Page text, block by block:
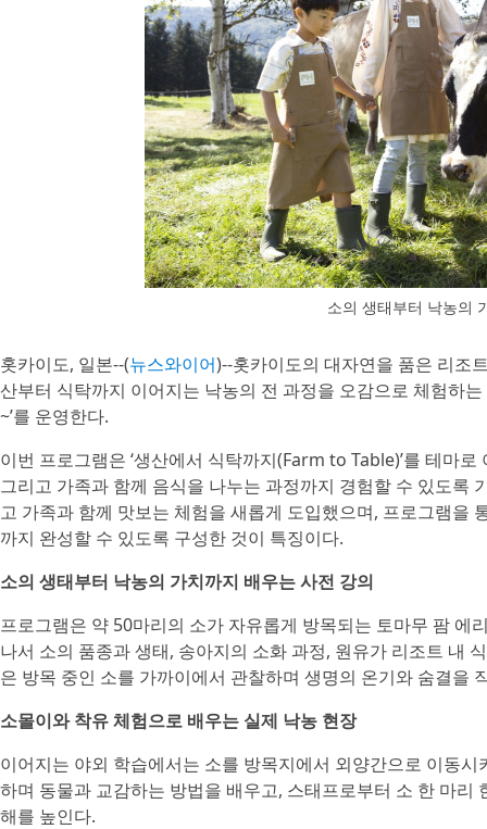
소의 생태부터 낙농의
홋카이도, 일본--(뉴스와이어)--홋카이도의 대자연을 품은 리조
산부터 식탁까지 이어지는 낙농의 전 과정을 오감으로 체험하
~’를 운영한다.
이번 프로그램은 ‘생산에서 식탁까지(Farm to Table)’를 테마
그리고 가족과 함께 음식을 나누는 과정까지 경험할 수 있도록
고 가족과 함께 맛보는 체험을 새롭게 도입했으며, 프로그램을
까지 완성할 수 있도록 구성한 것이 특징이다.
소의 생태부터 낙농의 가치까지 배우는 사전 강의
프로그램은 약 50마리의 소가 자유롭게 방목되는 토마무 팜
나서 소의 품종과 생태, 송아지의 소화 과정, 원유가 리조트 내
은 방목 중인 소를 가까이에서 관찰하며 생명의 온기와 숨결을
소몰이와 착유 체험으로 배우는 실제 낙농 현장
이어지는 야외 학습에서는 소를 방목지에서 외양간으로 이동
하며 동물과 교감하는 방법을 배우고, 스태프로부터 소 한 마
해를 높인다.